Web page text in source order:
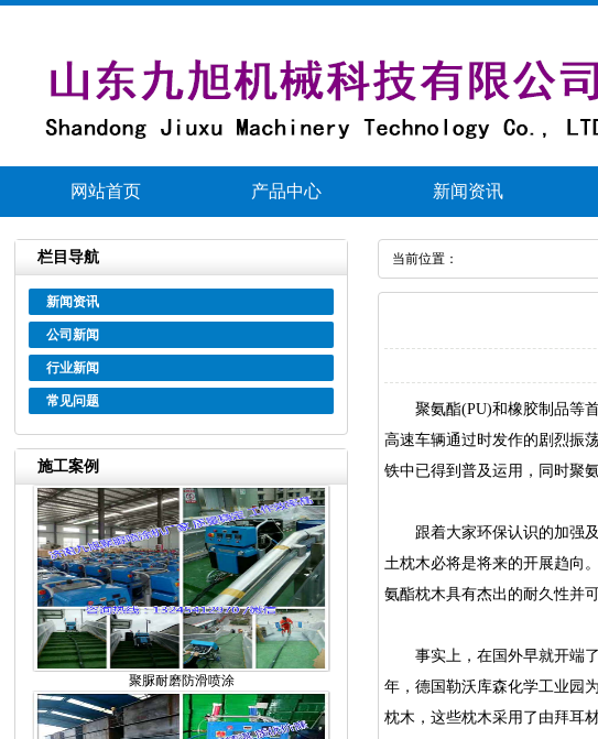
网站首页 产品中心 新闻资讯
栏目导航
新闻资讯
公司新闻
行业新闻
常见问题
施工案例
聚脲耐磨防滑喷涂
当前位置：
聚氨酯(PU)和橡胶制品等首
高速车辆通过时发作的剧烈振
铁中已得到普及运用，同时聚
跟着大家环保认识的加强及
土枕木必将是将来的开展趋向
氨酯枕木具有杰出的耐久性并
事实上，在国外早就开端了
年，德国勒沃库森化学工业园
枕木，这些枕木采用了由拜耳